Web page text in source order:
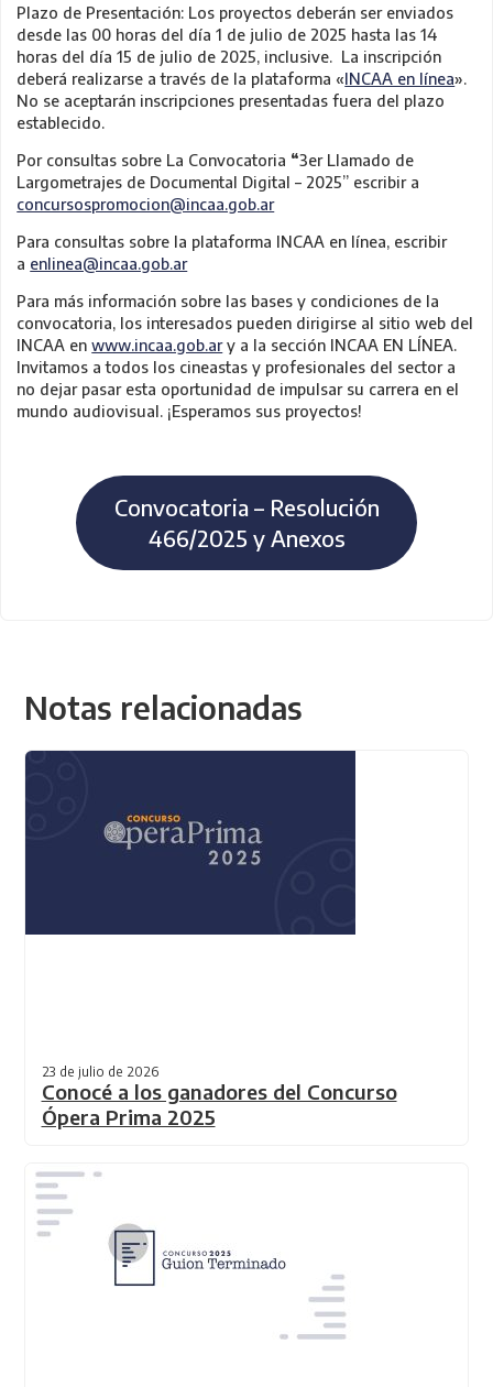
Plazo de Presentación: Los proyectos deberán ser enviados
desde las 00 horas del día 1 de julio de 2025 hasta las 14
horas del día 15 de julio de 2025, inclusive. La inscripción
deberá realizarse a través de la plataforma «INCAA en línea».
No se aceptarán inscripciones presentadas fuera del plazo
establecido.
Por consultas sobre La Convocatoria “3er Llamado de
Largometrajes de Documental Digital – 2025” escribir a
concursospromocion@incaa.gob.ar
Para consultas sobre la plataforma INCAA en línea, escribir
a enlinea@incaa.gob.ar
Para más información sobre las bases y condiciones de la
convocatoria, los interesados pueden dirigirse al sitio web del
INCAA enwww.incaa.gob.ary a la sección INCAA EN LÍNEA.
Invitamos a todos los cineastas y profesionales del sector a
no dejar pasar esta oportunidad de impulsar su carrera en el
mundo audiovisual. ¡Esperamos sus proyectos!
Convocatoria – Resolución
466/2025 y Anexos
Notas relacionadas
23 de julio de 2026
Conocé a los ganadores del Concurso
Ópera Prima 2025